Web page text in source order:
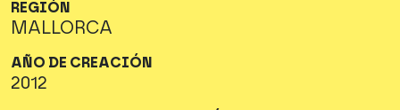
REGIÓN
MALLORCA
AÑO DE CREACIÓN
2012